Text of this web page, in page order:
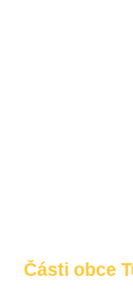
Části obce